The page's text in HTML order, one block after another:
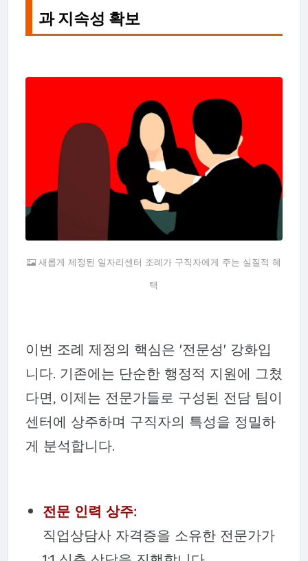
과 지속성 확보
새롭게 제정된 일자리센터 조례가 구직자에게 주는 실질적 혜
택
이번 조례 제정의 핵심은 '전문성' 강화입
니다. 기존에는 단순한 행정적 지원에 그쳤
다면, 이제는 전문가들로 구성된 전담 팀이
센터에 상주하며 구직자의 특성을 정밀하
게 분석합니다.
전문 인력 상주:
직업상담사 자격증을 소유한 전문가가